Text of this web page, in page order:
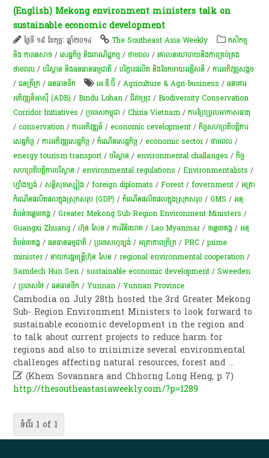
(English) Mekong environment ministers talk on
sustainable economic development
ថ្ងៃទី ១៩ ខែកុម្ភៈ ឆ្នាំ២០១៤ The Southeast Asia Weekly
កសិកម្ម​
និង​ ការ​នេ​សាទ​ /សេដ្ឋកិច្ច និងពាណិជ្ជកម្ម /ថាមពល /គោលនយោបាយ​និង​ការគ្រប់គ្រង​
ថាមពល /បរិស្ថាន និងធនធានធម្មជាតិ /បរិក្ខារផលិត និងចែកចាយអគ្គីសនី /ការ​អភិវឌ្ឍ​សង្គម
/ជនក្រីក្រ /​ធនធាន​ទឹក​ អេ.ឌី.ប៊ី /Agriculture & Agri-business /ធនាគារ
អភិវឌ្ឍន៏អាស៊ី (ADB) /Bindu Lohan /ជីវចម្រុះ /Biodiversity Conservation
Corridor Initiatives /ប្រទេសកម្ពុជា /China Vietnam /ការប្រែប្រួលអាកាសធាតុ
/conservation /ការអភិវឌ្ឍន៍ / economic cevelopment /កិច្ចសហប្រតិបត្តិការ
សេដ្ឋកិច្ច /ការ​អភិវឌ្ឍ​សេដ្ឋកិច្ច /កំណើន​សេដ្ឋកិច្ច / economic sector/ថាមពល /
energy tourism transport /​បរិស្ថាន / environmental challanges /កិច្ច​
សហប្រតិបត្តិការ​បរិស្ថាន​ / environmental regulations /Environmentalists /
ហ្វាំងឡង់ /សន្តិសុខ​ស្បៀង /foreign diplomats /Forest /fovernment /អត្រា​
កំណើន​ផលិតផល​ក្នុង​ស្រុក​សរុប​ (GDP)​ /កំណើនផលិតផលក្នុងស្រុកសរុប /GMS /អនុ
តំបន់ទន្លេមេគង្គ /Greater Mekong Sub-Region Environment Ministers /
Guangxi Zhuang /ហ៊ុន សែន /ការវិនិយោគ /Lao Myanmar/ទន្លេមេគង្គ /​អនុ​
តំបន់​មេគង្គ /ធនធានធម្មជាតិ /ប្រទេសហូឡង់ /អត្រាភាពក្រីក្រ /PRC /prime
minister/នាយករដ្ឋមន្ត្រីហ៊ុន សែន /regional environmental cooperation /
Samdech Hun Sen /sustainable economic development /Sweeden
/ប្រទេសថៃ /​ធនធាន​ទឹក​ /Yunnan /Yunnan Province
Cambodia on July 28th hosted the 3rd Greater Mekong
Sub- Region Environment Ministers to look forward to
sustainable economic development in the region and
to talk about current projects to reduce harm for
regions and also to minimize several environmental
challenges affecting natural resources, forest and...
 (Khem Sovannara and Chhorng Long Heng, p 7)
http://thesoutheastasiaweekly.com/?p=1289
ទំព័រ 1 of 1